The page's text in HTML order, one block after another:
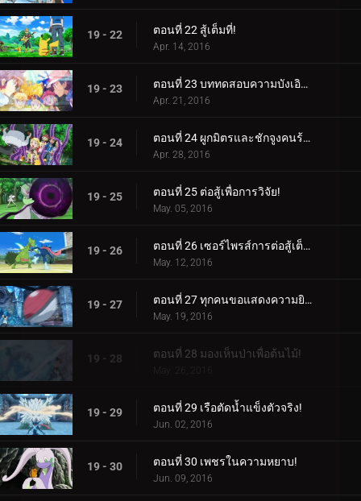
19 - 22 ตอนที่ 22 สู้เต็มที่!
Apr. 14, 2016
19 - 23 ตอนที่ 23 บททดสอบความบังเอิญ!
Apr. 21, 2016
19 - 24 ตอนที่ 24 ผูกมิตรและชักจูงคนร้าย!
Apr. 28, 2016
19 - 25 ตอนที่ 25 ต่อสู้เพื่อการวิจัย!
May. 05, 2016
19 - 26 ตอนที่ 26 เซอร์ไพรส์การต่อสู้เต็มกำลัง!
May. 12, 2016
19 - 27 ตอนที่ 27 ทุกคนขอแสดงความยินดีกับสมรภูมิน้ำแข็ง!
May. 19, 2016
19 - 28 ตอนที่ 28 มองเห็นป่าเพื่อต้นไม้!
May. 26, 2016
19 - 29 ตอนที่ 29 เรือตัดน้ำแข็งตัวจริง!
Jun. 02, 2016
19 - 30 ตอนที่ 30 เพชรในความหยาบ!
Jun. 09, 2016